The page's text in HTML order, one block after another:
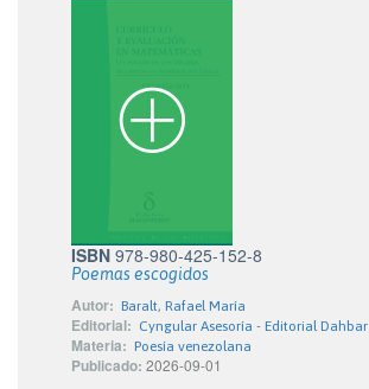
ISBN 978-980-425-152-8
Poemas escogidos
Autor: Baralt, Rafael María
Editorial: Cyngular Asesoría - Editorial Dahbar
Materia: Poesía venezolana
Publicado: 2026-09-01